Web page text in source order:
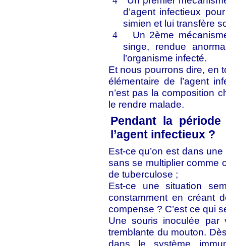
d’agent infectieux
simien et lui transfère
4
Un 2ème
singe, rendue
l’organisme infecté.
Et nous pourrons dire, en
élémentaire de l’agent
n’est pas la composition
le rendre malade.
Pendant la
l’agent infectieux ?
Est-ce qu’on est dans
sans se multiplier comme
de tuberculose ;
Est-ce une situation
constamment en créant
compense ? C’est ce qui
Une souris inoculée par
tremblante du mouton.
dans le système